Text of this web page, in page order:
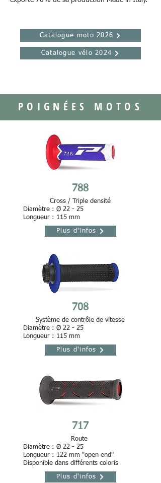
Catalogue moto 2026
Catalogue vélo 2024
POIGNÉES MOTOS
788
Cross / Triple densité
Diamètre : Ø 22 - 25
Longueur : 115 mm
Plus d'infos
708
Système de contrôle de vitesse
Diamètre : Ø 22 - 25
Longueur : 115 mm
Plus d'infos
717
Route
Diamètre : Ø 22 - 25
Longueur : 122 mm "open end"
Disponible dans différents coloris
Plus d'infos